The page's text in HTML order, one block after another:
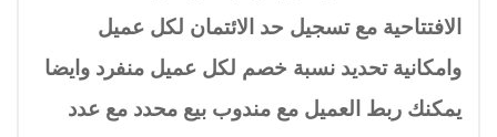
الافتتاحية مع تسجيل حد الائتمان لكل عميل
وامكانية تحديد نسبة خصم لكل عميل منفرد وايضا
يمكنك ربط العميل مع مندوب بيع محدد مع عدد